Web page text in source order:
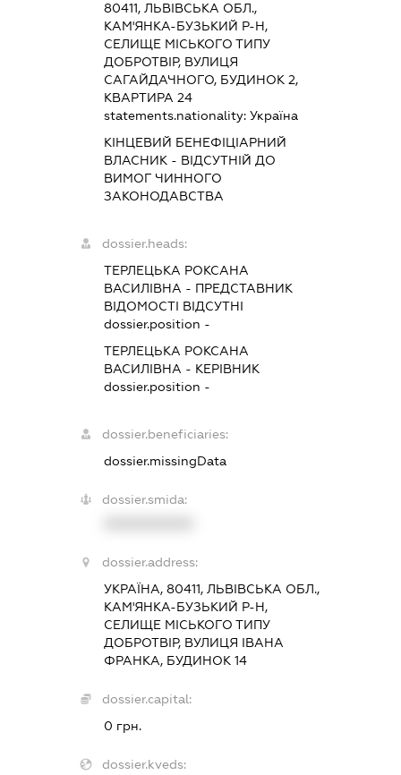
80411, ЛЬВІВСЬКА ОБЛ.,
КАМ'ЯНКА-БУЗЬКИЙ Р-Н,
СЕЛИЩЕ МІСЬКОГО ТИПУ
ДОБРОТВІР, ВУЛИЦЯ
САГАЙДАЧНОГО, БУДИНОК 2,
КВАРТИРА 24
statements.nationality: Україна
КІНЦЕВИЙ БЕНЕФІЦІАРНИЙ
ВЛАСНИК - ВІДСУТНІЙ ДО
ВИМОГ ЧИННОГО
ЗАКОНОДАВСТВА
dossier.heads:
ТЕРЛЕЦЬКА РОКСАНА
ВАСИЛІВНА - ПРЕДСТАВНИК
ВІДОМОСТІ ВІДСУТНІ
dossier.position -
ТЕРЛЕЦЬКА РОКСАНА
ВАСИЛІВНА - КЕРІВНИК
dossier.position -
dossier.beneficiaries:
dossier.missingData
dossier.smida:
dossier.address:
УКРАЇНА, 80411, ЛЬВІВСЬКА ОБЛ.,
КАМ'ЯНКА-БУЗЬКИЙ Р-Н,
СЕЛИЩЕ МІСЬКОГО ТИПУ
ДОБРОТВІР, ВУЛИЦЯ ІВАНА
ФРАНКА, БУДИНОК 14
dossier.capital:
0 грн.
dossier.kveds: